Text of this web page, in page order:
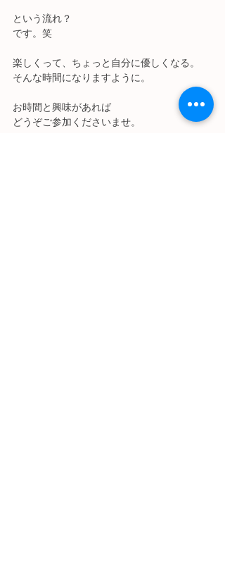
という流れ？
です。笑
楽しくって、ちょっと自分に優しくなる。
そんな時間になりますように。
お時間と興味があれば
どうぞご参加くださいませ。